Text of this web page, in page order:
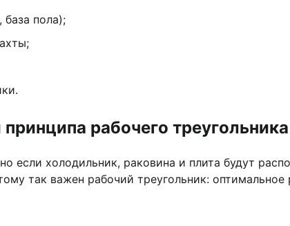
пола);
рабочего треугольника
холодильник, раковина и плита будут
так важен рабочий треугольник: